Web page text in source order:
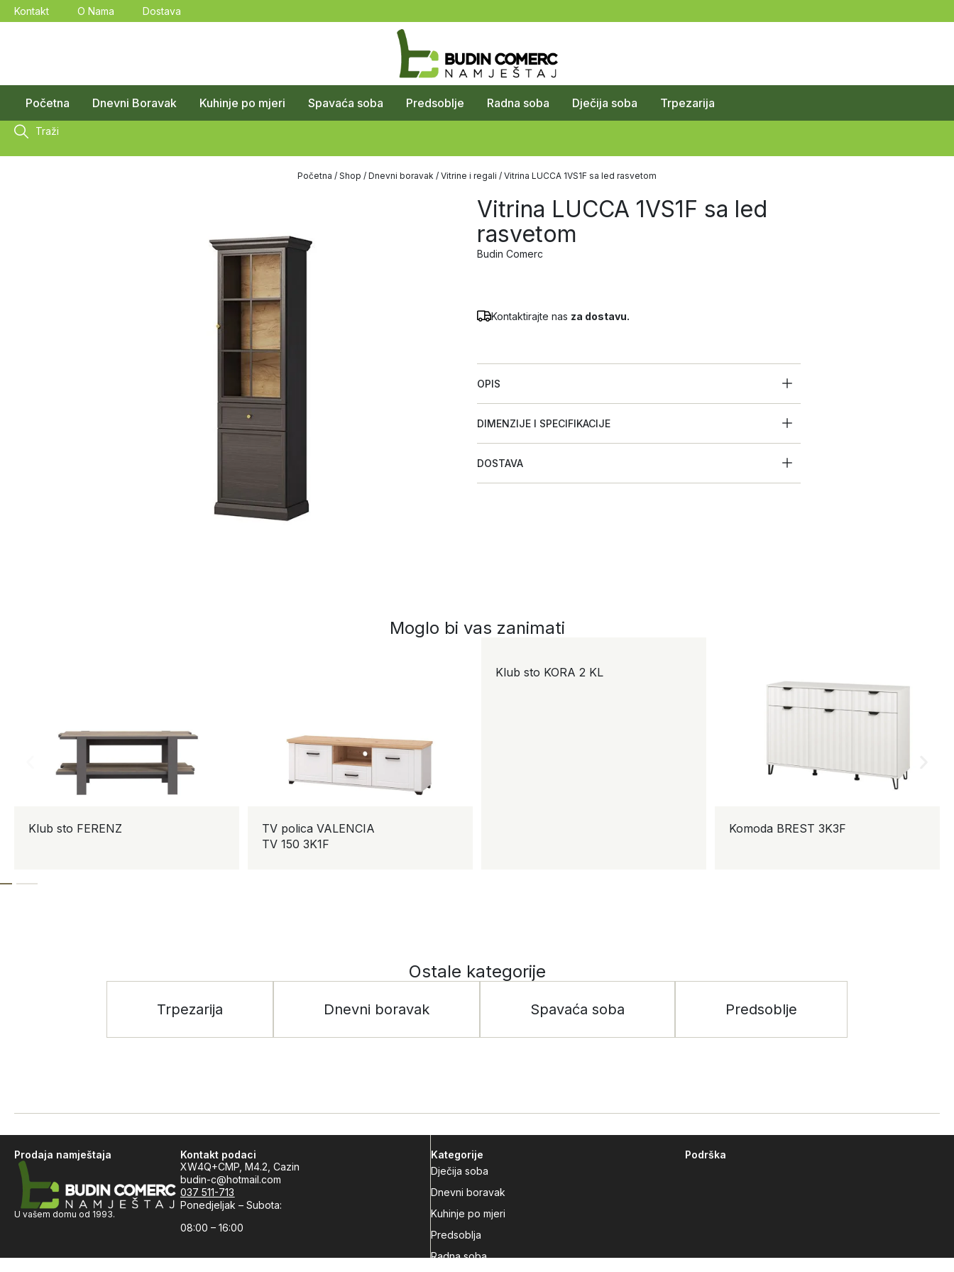
Kontakt O Nama Dostava
Početna Dnevni Boravak Kuhinje po mjeri Spavaća soba Predsoblje Radna soba Dječija soba Trpezarija
Traži
Početna / Shop / Dnevni boravak / Vitrine i regali / Vitrina LUCCA 1VS1F sa led rasvetom
Vitrina LUCCA 1VS1F sa led
rasvetom
Budin Comerc
Kontaktirajte nas za dostavu.
OPIS
DIMENZIJE I SPECIFIKACIJE
DOSTAVA
Moglo bi vas zanimati
sto FERENZ
TV polica VALENCIA
TV 150 3K1F
Klub sto KORA 2 KL
Komoda BREST 3K3F
Ostale kategorije
Trpezarija Dnevni boravak Spavaća soba Predsoblje
Prodaja namještaja
U vašem domu od 1993.
Kontakt podaci
XW4Q+CMP, M4.2, Cazin
budin-c@hotmail.com
037 511-713
Ponedjeljak – Subota:
08:00 – 16:00
Kategorije
Dječija soba
Dnevni boravak
Kuhinje po mjeri
Predsoblja
Radna soba
Podrška